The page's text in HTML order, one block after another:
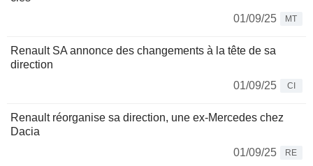
01/09/25
MT
Renault SA annonce des changements à la tête de sa
direction
01/09/25
CI
Renault réorganise sa direction, une ex-Mercedes chez
Dacia
01/09/25
RE